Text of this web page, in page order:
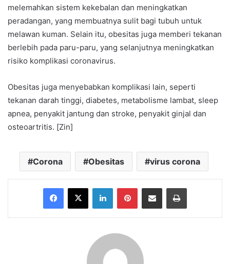
melemahkan sistem kekebalan dan meningkatkan
peradangan, yang membuatnya sulit bagi tubuh untuk
melawan kuman. Selain itu, obesitas juga memberi tekanan
berlebih pada paru-paru, yang selanjutnya meningkatkan
risiko komplikasi coronavirus.
Obesitas juga menyebabkan komplikasi lain, seperti
tekanan darah tinggi, diabetes, metabolisme lambat, sleep
apnea, penyakit jantung dan stroke, penyakit ginjal dan
osteoartritis. [Zin]
Corona Obesitas virus corona
Facebook
X LinkedInPinterestShare via Email Print